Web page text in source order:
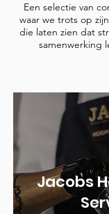
Een selectie van
waar we trots op
die laten zien dat
samenwerking
Jacobs